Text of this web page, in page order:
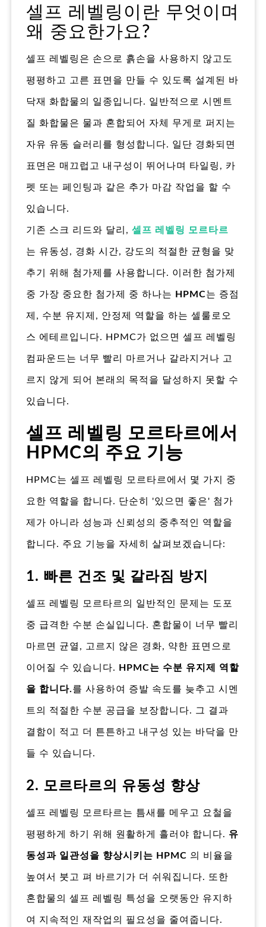
셀프 레벨링이란 무엇이며
왜 중요한가요?
셀프 레벨링은 손으로 흙손을 사용하지 않고도
평평하고 고른 표면을 만들 수 있도록 설계된 바
닥재 화합물의 일종입니다. 일반적으로 시멘트
질 화합물은 물과 혼합되어 자체 무게로 퍼지는
자유 유동 슬러리를 형성합니다. 일단 경화되면
표면은 매끄럽고 내구성이 뛰어나며 타일링, 카
펫 또는 페인팅과 같은 추가 마감 작업을 할 수
있습니다.
기존 스크 리드와 달리, 셀프 레벨링 모르타르
는 유동성, 경화 시간, 강도의 적절한 균형을 맞
추기 위해 첨가제를 사용합니다. 이러한 첨가제
중 가장 중요한 첨가제 중 하나는 HPMC는 증점
제, 수분 유지제, 안정제 역할을 하는 셀룰로오
스 에테르입니다. HPMC가 없으면 셀프 레벨링
컴파운드는 너무 빨리 마르거나 갈라지거나 고
르지 않게 되어 본래의 목적을 달성하지 못할 수
있습니다.
셀프 레벨링 모르타르에서
HPMC의 주요 기능
HPMC는 셀프 레벨링 모르타르에서 몇 가지 중
요한 역할을 합니다. 단순히 '있으면 좋은' 첨가
제가 아니라 성능과 신뢰성의 중추적인 역할을
합니다. 주요 기능을 자세히 살펴보겠습니다:
1. 빠른 건조 및 갈라짐 방지
셀프 레벨링 모르타르의 일반적인 문제는 도포
중 급격한 수분 손실입니다. 혼합물이 너무 빨리
마르면 균열, 고르지 않은 경화, 약한 표면으로
이어질 수 있습니다. HPMC는 수분 유지제 역할
을 합니다.를 사용하여 증발 속도를 늦추고 시멘
트의 적절한 수분 공급을 보장합니다. 그 결과
결함이 적고 더 튼튼하고 내구성 있는 바닥을 만
들 수 있습니다.
2. 모르타르의 유동성 향상
셀프 레벨링 모르타르는 틈새를 메우고 요철을
평평하게 하기 위해 원활하게 흘러야 합니다. 유
동성과 일관성을 향상시키는 HPMC 의 비율을
높여서 붓고 펴 바르기가 더 쉬워집니다. 또한
혼합물의 셀프 레벨링 특성을 오랫동안 유지하
여 지속적인 재작업의 필요성을 줄여줍니다.